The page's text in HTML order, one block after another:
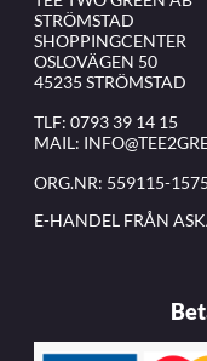
STRÖMSTAD
SHOPPINGCENTER
OSLOVÄGEN 50
45235 STRÖMSTAD
TLF: 0793 39 14 15
MAIL:
ORG.NR: 559115-1575
E-HANDEL FRÅN